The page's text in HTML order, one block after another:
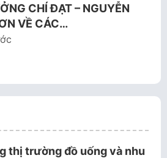
CHÍ ĐẠT – NGUYỄN
VỀ CÁC…
thị trường đồ uống và nhu